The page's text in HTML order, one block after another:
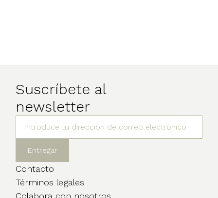
Suscríbete al
newsletter
Contacto
Términos legales
Colabora con nosotros